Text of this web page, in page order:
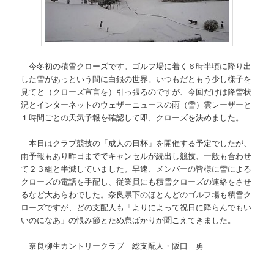
今冬初の積雪クローズです。ゴルフ場に着く６時半頃に降り出
した雪があっという間に白銀の世界。いつもだともう少し様子を
見てと（クローズ宣言を）引っ張るのですが、今回だけは降雪状
況とインターネットのウェザーニュースの雨（雪）雲レーザーと
１時間ごとの天気予報を確認して即、クローズを決めました。
本日はクラブ競技の「成人の日杯」を開催する予定でしたが、
雨予報もあり昨日まででキャンセルが続出し競技、一般も合わせ
て２３組と半減していました。早速、メンバーの皆様に雪による
クローズの電話を手配し、従業員にも積雪クローズの連絡をさせ
るなど大あらわでした。奈良県下のほとんどのゴルフ場も積雪ク
ローズですが、どの支配人も「よりによって祝日に降らんでもい
いのになあ」の恨み節とため息ばかりが聞こえてきました。
奈良柳生カントリークラブ 総支配人・阪口 勇